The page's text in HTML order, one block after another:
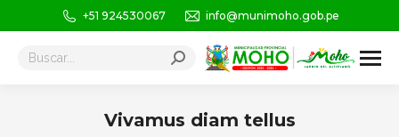
+51 924530067 info@munimoho.gob.pe
Buscar:
Vivamus diam tellus